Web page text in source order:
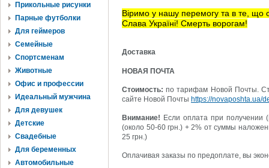
Прикольные рисунки
Парные футболки
Для геймеров
Семейные
Спортсменам
Животные
Офис и профессии
Идеальный мужчина
Для девушек
Детские
Свадебные
Для беременных
Автомобильные
Віримо у нашу перемогу та в те, що
Слава Україні! Смерть ворогам!
Доставка
НОВАЯ ПОЧТА
Стоимость: по тарифам Новой Почты.
сайте Новой Почты https://novaposhta.ua/
Внимание! Если оплата при получении
(около 50-60 грн.) + 2% от суммы
25 грн.)
Оплачивая заказы по предоплате, вы